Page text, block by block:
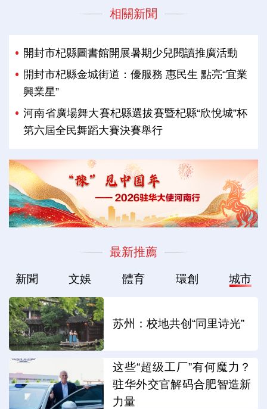
相關新聞
開封市杞縣圖書館開展暑期少兒閱讀推廣活動
開封市杞縣金城街道：優服務 惠民生 點亮“宜業
興業星”
河南省廣場舞大賽杞縣選拔賽暨杞縣“欣悅城”杯
第六屆全民舞蹈大賽決賽舉行
最新推薦
新聞 文娛 體育 環創 城市
苏州：校地共创“同里诗光”
这些“超级工厂”有何魔力？
驻华外交官解码合肥智造新
力量